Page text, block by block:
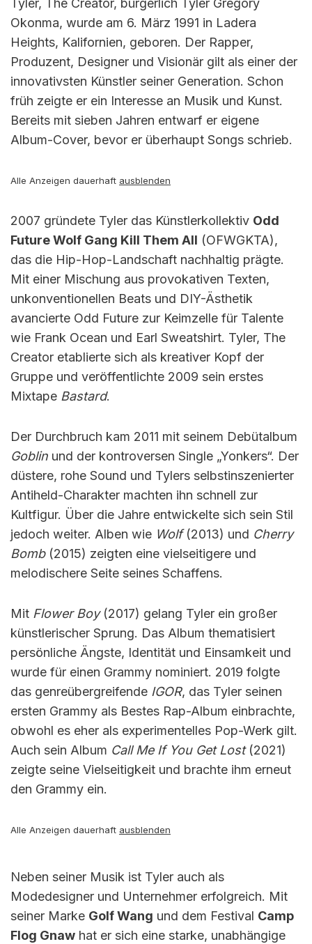
Tyler, The Creator, bürgerlich Tyler Gregory
Okonma, wurde am 6. März 1991 in Ladera
Heights, Kalifornien, geboren. Der Rapper,
Produzent, Designer und Visionär gilt als einer der
innovativsten Künstler seiner Generation. Schon
früh zeigte er ein Interesse an Musik und Kunst.
Bereits mit sieben Jahren entwarf er eigene
Album-Cover, bevor er überhaupt Songs schrieb.
Alle Anzeigen dauerhaft ausblenden
2007 gründete Tyler das Künstlerkollektiv Odd
Future Wolf Gang Kill Them All (OFWGKTA),
das die Hip-Hop-Landschaft nachhaltig prägte.
Mit einer Mischung aus provokativen Texten,
unkonventionellen Beats und DIY-Ästhetik
avancierte Odd Future zur Keimzelle für Talente
wie Frank Ocean und Earl Sweatshirt. Tyler, The
Creator etablierte sich als kreativer Kopf der
Gruppe und veröffentlichte 2009 sein erstes
Mixtape Bastard.
Der Durchbruch kam 2011 mit seinem Debütalbum
Goblin und der kontroversen Single „Yonkers“. Der
düstere, rohe Sound und Tylers selbstinszenierter
Antiheld-Charakter machten ihn schnell zur
Kultfigur. Über die Jahre entwickelte sich sein Stil
jedoch weiter. Alben wie Wolf(2013) und Cherry
Bomb(2015) zeigten eine vielseitigere und
melodischere Seite seines Schaffens.
Mit Flower Boy(2017) gelang Tyler ein großer
künstlerischer Sprung. Das Album thematisiert
persönliche Ängste, Identität und Einsamkeit und
wurde für einen Grammy nominiert. 2019 folgte
das genreübergreifende IGOR, das Tyler seinen
ersten Grammy als Bestes Rap-Album einbrachte,
obwohl es eher als experimentelles Pop-Werk gilt.
Auch sein Album Call Me If You Get Lost(2021)
zeigte seine Vielseitigkeit und brachte ihm erneut
den Grammy ein.
Alle Anzeigen dauerhaft ausblenden
Neben seiner Musik ist Tyler auch als
Modedesigner und Unternehmer erfolgreich. Mit
seiner Marke Golf Wang und dem Festival Camp
Flog Gnaw hat er sich eine starke, unabhängige